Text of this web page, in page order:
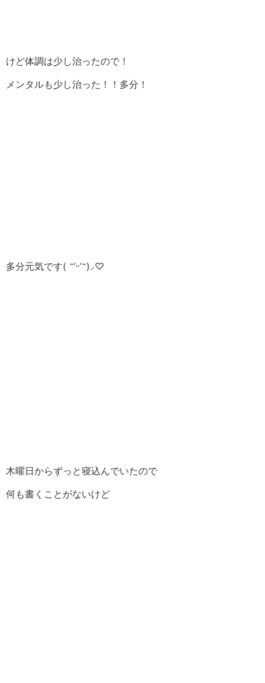
けど体調は少し治ったので！
メンタルも少し治った！！多分！
多分元気です( ˶’ᵕ’˶)⸝‪‪‎♡
木曜日からずっと寝込んでいたので
何も書くことがないけど